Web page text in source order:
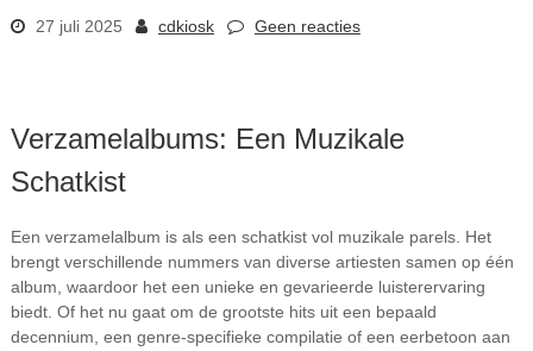
27 juli 2025 cdkiosk Geen reacties
Verzamelalbums: Een Muzikale
Schatkist
Een verzamelalbum is als een schatkist vol muzikale parels. Het
brengt verschillende nummers van diverse artiesten samen op één
album, waardoor het een unieke en gevarieerde luisterervaring
biedt. Of het nu gaat om de grootste hits uit een bepaald
decennium, een genre-specifieke compilatie of een eerbetoon aan